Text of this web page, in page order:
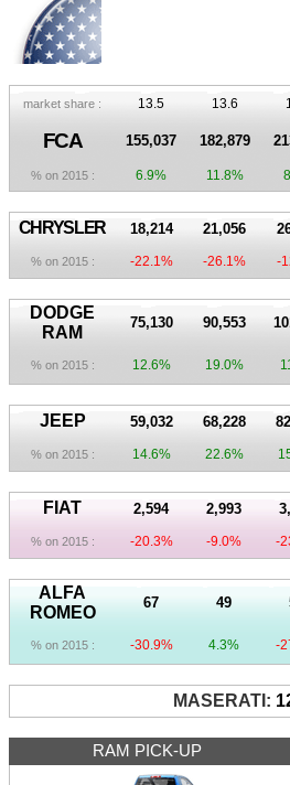
market share : 13.5 13.6
FCA 155,037 182,879
% on 2015 : 6.9% 11.8%
CHRYSLER 18,214 21,056
% on 2015 : -22.1% -26.1% -
DODGE
RAM
75,130 90,553
% on 2015 : 12.6% 19.0%
JEEP 59,032 68,228
% on 2015 : 14.6% 22.6%
FIAT 2,594 2,993
% on 2015 : -20.3% -9.0% -
ALFA
ROMEO
67 49
% on 2015 : -30.9% 4.3% -
MASERATI:
RAM PICK-UP